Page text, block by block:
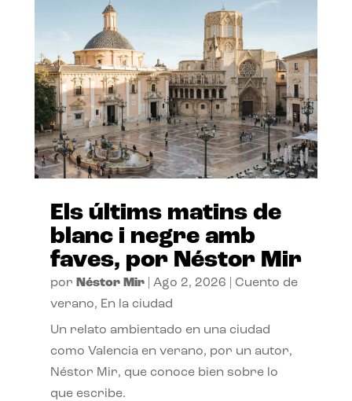
Els últims matins de
blanc i negre amb
faves, por Néstor Mir
por Néstor Mir| Ago 2, 2026
Cuento de
verano, En la ciudad
Un relato ambientado en una ciudad
como Valencia en verano, por un autor,
Néstor Mir, que conoce bien sobre lo
que escribe.